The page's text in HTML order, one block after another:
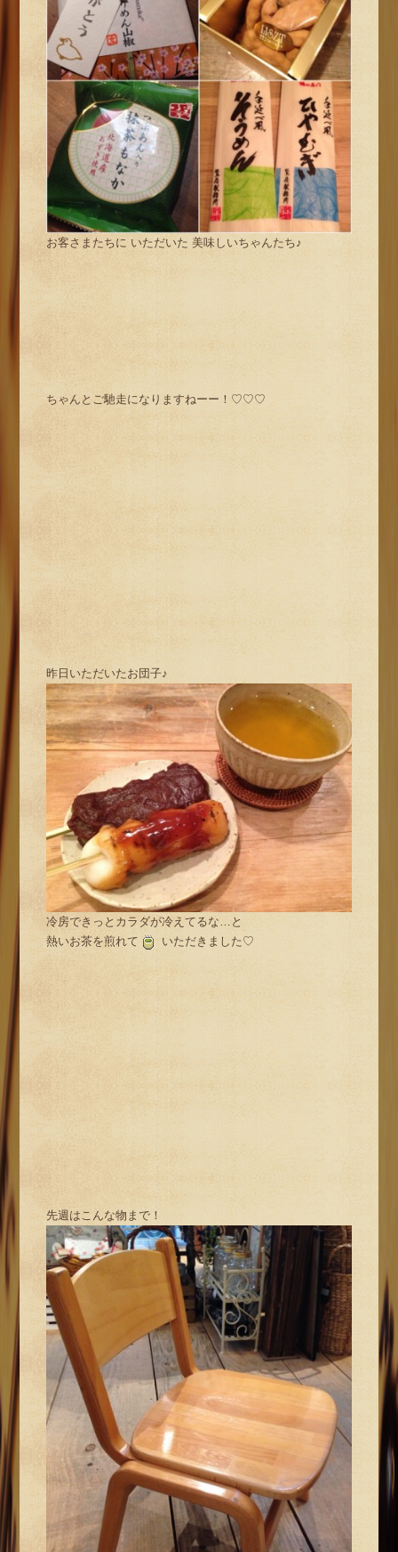
お客さまたちに いただいた 美味しいちゃんたち♪
ちゃんとご馳走になりますねーー！♡♡♡
昨日いただいたお団子♪
冷房できっとカラダが冷えてるな…と
熱いお茶を煎れて
いただきました♡
先週はこんな物まで！